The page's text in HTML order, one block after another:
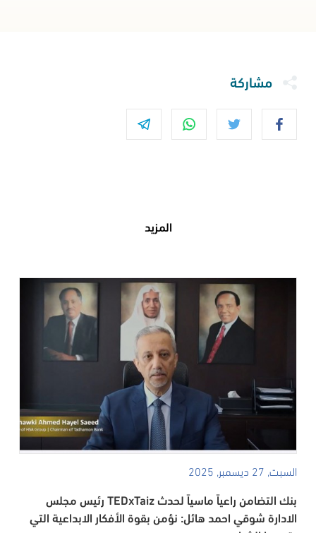
مشاركة
المزيد
السبت, 27 ديسمبر, 2025
بنك التضامن راعياً ماسياً لحدث TEDxTaiz رئيس مجلس
الادارة شوقي احمد هائل: نؤمن بقوة الأفكار الابداعية التي